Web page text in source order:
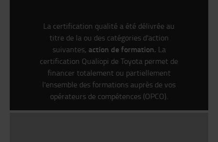
La certification qualité a été délivrée au
titre de la ou des catégories d'action
suivantes, action de formation. La
certification Qualiopi de Toyota permet de
financer totalement ou partiellement
l'ensemble des formations auprès de vos
opérateurs de compétences (OPCO).